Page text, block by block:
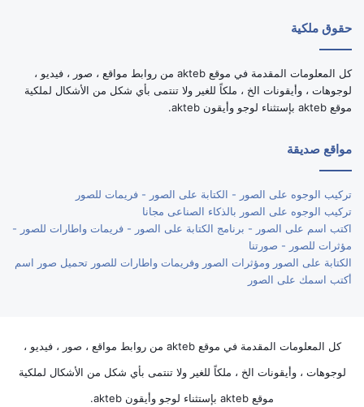
حقوق ملكية
كل المعلومات المقدمة في موقع akteb من روابط مواقع ، صور ، فيديو ،
لوجوهات ، وأيقونات الخ ، ملكاً للغير ولا تنتمى بأي شكل من الأشكال لملكية
موقع akteb بإستثناء لوجو وأيقون akteb.
مواقع صديقة
تركيب الوجوه على الصور - الكتابة على الصور - فريمات للصور
تركيب الوجوه على الصور بالذكاء الصناعى مجانا
اكتب اسم على الصور - برنامج الكتابة على الصور - فريمات واطارات للصور -
مؤثرات للصور - صورتنا
الكتابة على الصور ومؤثرات الصور وفريمات واطارات للصور تحميل صور اسم
أكتب اسمك على الصور
كل المعلومات المقدمة في موقع akteb من روابط مواقع ، صور ، فيديو ،
لوجوهات ، وأيقونات الخ ، ملكاً للغير ولا تنتمى بأي شكل من الأشكال لملكية
موقع akteb بإستثناء لوجو وأيقون akteb.